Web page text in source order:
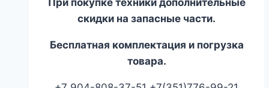
При покупке техники дополнительные
скидки на запасные части.
Бесплатная комплектация и погрузка
товара.